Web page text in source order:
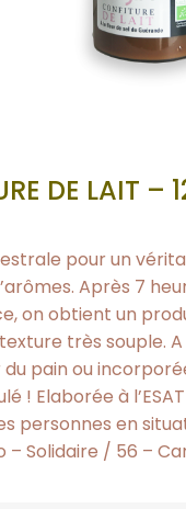
DE LAIT –
pour un
Après 7
on obtient un
très souple. A
pain ou
! Elaborée à
personnes en
– Solidaire / 56 –